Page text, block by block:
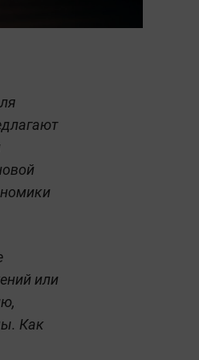
или
Как